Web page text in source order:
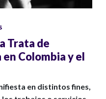
Trata de
Colombia y el
en distintos fines,